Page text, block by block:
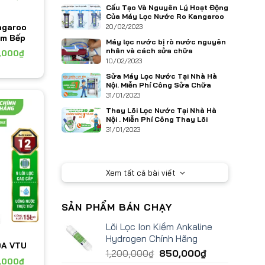
Bếp
₫
VTU
₫
Cấu Tạo Và Nguyên Lý Hoạt Động
Của Máy Lọc Nước Ro Kangaroo
20/02/2023
Máy lọc nước bị rò nước nguyên
nhân và cách sửa chữa
10/02/2023
Sửa Máy Lọc Nước Tại Nhà Hà
Nội. Miễn Phí Công Sửa Chữa
31/01/2023
Thay Lõi Lọc Nước Tại Nhà Hà
Nội . Miễn Phí Công Thay Lõi
31/01/2023
Xem tất cả bài viết
SẢN PHẨM BÁN CHẠY
Lõi Lọc Ion Kiềm Ankaline
Hydrogen Chính Hãng
1,200,000₫ 850,000₫